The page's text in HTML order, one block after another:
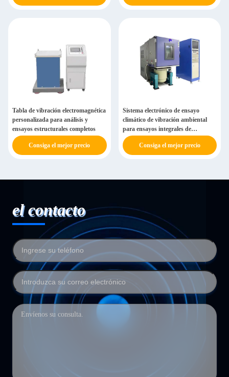
Tabla de vibración electromagnética
personalizada para análisis y
ensayos estructurales completos
Consiga el mejor precio
Sistema electrónico de ensayo
climático de vibración ambiental
para ensayos integrales de
fiabilidad
Consiga el mejor precio
el contacto